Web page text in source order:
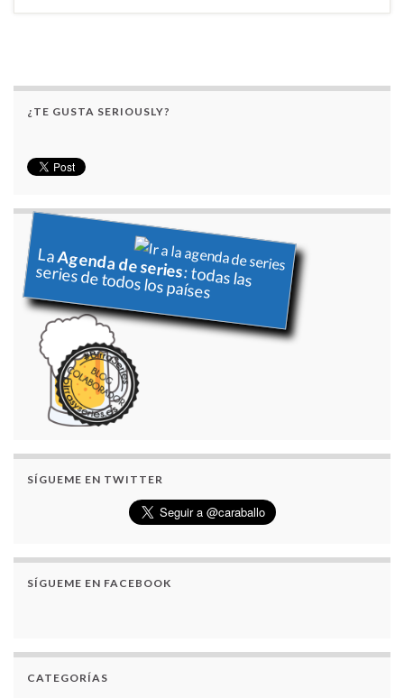
¿TE GUSTA SERIOUSLY?
LaAgenda de series: todas las
series de todos los países
SÍGUEME EN TWITTER
SÍGUEME EN FACEBOOK
CATEGORÍAS